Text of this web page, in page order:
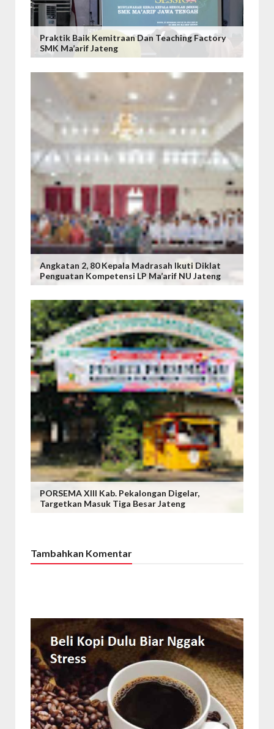
Praktik Baik Kemitraan Dan Teaching Factory
SMK Ma’arif Jateng
Angkatan 2, 80 Kepala Madrasah Ikuti Diklat
Penguatan Kompetensi LP Ma’arif NU Jateng
PORSEMA XIII Kab. Pekalongan Digelar,
Targetkan Masuk Tiga Besar Jateng
Tambahkan Komentar